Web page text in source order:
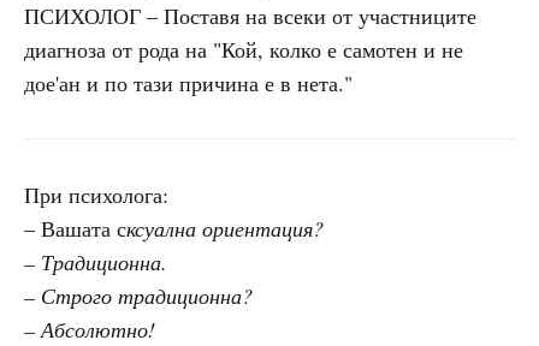
ПСИХОЛОГ – Поставя на всеки от участниците
диагноза от рода на "Кой, колко е самотен и не
дое'ан и по тази причина е в нета."
При психолога:
– Вашата сксуална ориентация?
– Традиционна.
– Строго традиционна?
– Абсолютно!